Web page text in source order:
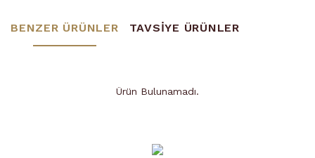
BENZER ÜRÜNLER TAVSİYE ÜRÜNLER
Ürün Bulunamadı.
Ürün Bulunamadı.